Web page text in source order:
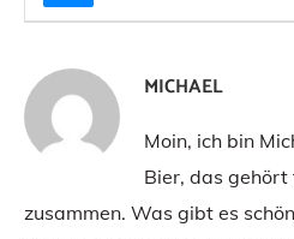
MICHAEL
Moin, ich bin
Bier, das gehört
zusammen. Was gibt es